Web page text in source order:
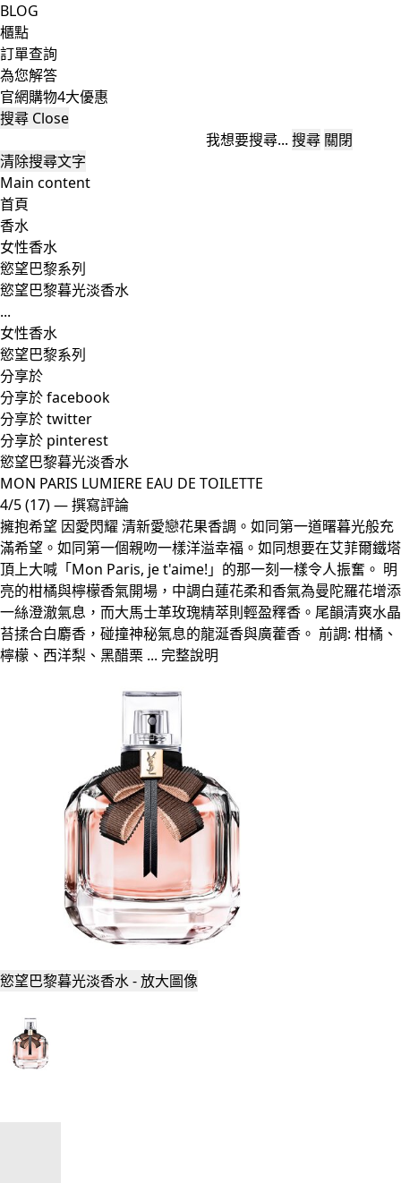
BLOG
櫃點
訂單查詢
為您解答
官網購物4大優惠
搜尋 Close
我想要搜尋... 搜尋 關閉
清除搜尋文字
Main content
首頁
香水
女性香水
慾望巴黎系列
慾望巴黎暮光淡香水
...
女性香水
慾望巴黎系列
分享於
分享於 facebook
分享於 twitter
分享於 pinterest
慾望巴黎暮光淡香水
MON PARIS LUMIERE EAU DE TOILETTE
4/5(17)—撰寫評論
擁抱希望 因愛閃耀 清新愛戀花果香調。如同第一道曙暮光般充
滿希望。如同第一個親吻一樣洋溢幸福。如同想要在艾菲爾鐵塔
頂上大喊「Mon Paris, je t'aime!」的那一刻一樣令人振奮。 明
亮的柑橘與檸檬香氣開場，中調白蓮花柔和香氣為曼陀羅花增添
一絲澄澈氣息，而大馬士革玫瑰精萃則輕盈釋香。尾韻清爽水晶
苔揉合白麝香，碰撞神秘氣息的龍涎香與廣藿香。 前調: 柑橘、
檸檬、西洋梨、黑醋栗 ... 完整說明
慾望巴黎暮光淡香水 - 放大圖像